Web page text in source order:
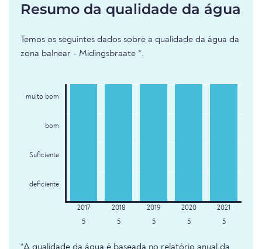
Resumo da qualidade da água
Temos os seguintes dados sobre a qualidade da água da
zona balnear - Midingsbraate *.
muito bom
bom
Suficiente
deficiente
5 5 5 5 5